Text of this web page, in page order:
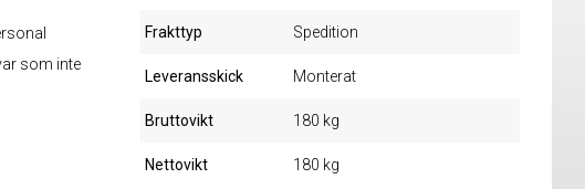
som inte
Frakttyp Spedition
Leveransskick Monterat
Bruttovikt 180 kg
Nettovikt 180 kg